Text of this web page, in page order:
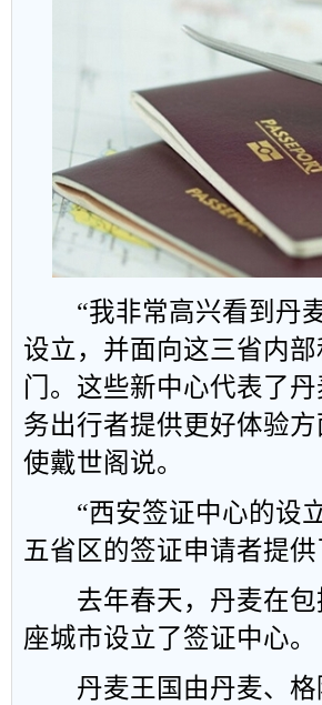
“我非常高兴看到丹麦
设立，并面向这三省内
门。这些新中心代表了
务出行者提供更好体验
使戴世阁说。
“西安签证中心的设立
五省区的签证申请者提
去年春天，丹麦在包
座城市设立了签证中心。
丹麦王国由丹麦、格